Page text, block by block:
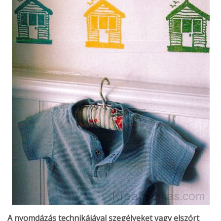
A nyomdázás technikájával szegélyeket vagy elszórt